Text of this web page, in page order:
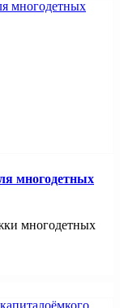
многодетных
многодетных